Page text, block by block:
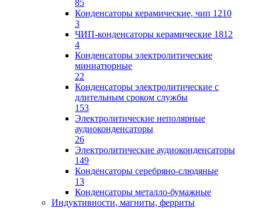
85
Конденсаторы керамические, чип 1210
3
ЧИП-конденсаторы керамические 1812
4
Конденсаторы электролитические
миниатюрные
22
Конденсаторы электролитические с
длительным сроком службы
153
Электролитические неполярные
аудиоконденсаторы
26
Электролитические аудиоконденсаторы
149
Конденсаторы серебряно-слюдяные
13
Конденсаторы металло-бумажные
Индуктивности, магниты, ферриты